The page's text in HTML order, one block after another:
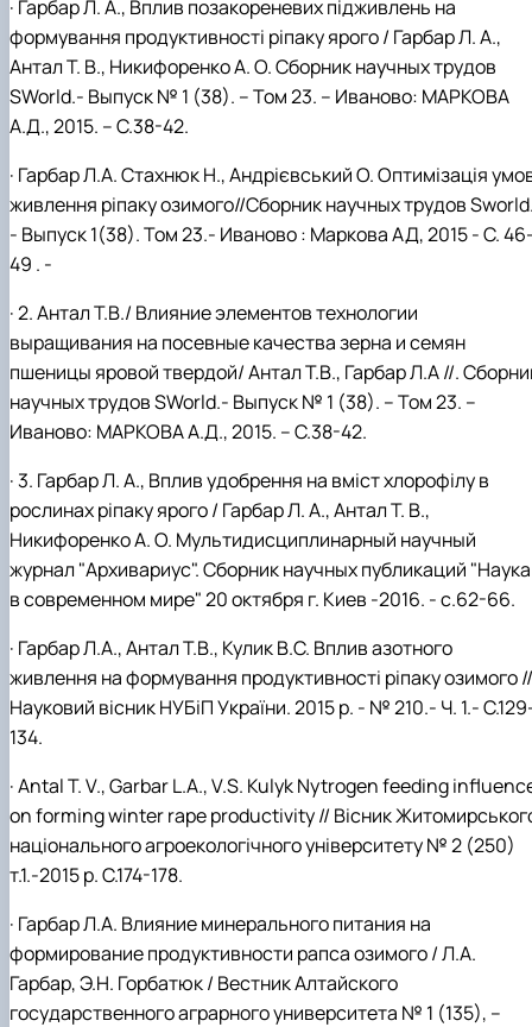
· Гарбар Л. А., Вплив позакореневих підживлень на
формування продуктивності ріпаку ярого / Гарбар Л. А.,
Антал Т. В., Никифоренко А. О. Сборник научных трудов
SWorld.- Выпуск № 1 (38). – Том 23. – Иваново: МАРКОВА
А.Д., 2015. – С.38-42.
· Гарбар Л.А. Стахнюк Н., Андрієвський О. Оптимізація
живлення ріпаку озимого//Сборник научных трудов
- Выпуск 1(38). Том 23.- Иваново : Маркова АД, 2015 - С.
49 . -
· 2. Антал Т.В./ Влияние элементов технологии
выращивания на посевные качества зерна и семян
пшеницы яровой твердой/Антал Т.В., Гарбар Л.А//.
научных трудов SWorld.- Выпуск № 1 (38). – Том 23. –
Иваново: МАРКОВА А.Д., 2015. – С.38-42.
· 3. Гарбар Л. А., Вплив удобрення на вміст хлорофілу в
рослинах ріпаку ярого / Гарбар Л. А., Антал Т. В.,
Никифоренко А. О. Мультидисциплинарный научный
журнал "Архивариус".Сборник научных публикаций "Наука
в современном мире" 20 октября г. Киев -2016. - с.62-66.
· Гарбар Л.А., Антал Т.В., Кулик В.С. Вплив азотного
живлення на формування продуктивності ріпаку озимого //
Науковий вісник НУБіП України. 2015 р. - № 210.- Ч. 1.-
134.
·Antal T. V., Garbar L.А., V.S. Kulyk Nytrogen feeding
on forming winter rape productivity // Вісник
національного агроекологічного університету № 2 (250)
т.1.-2015 р. С.174-178.
· Гарбар Л.А. Влияние минерального питания на
формирование продуктивности рапса озимого / Л.А.
Гарбар, Э.Н. Горбатюк / Вестник Алтайского
государственного аграрного университета № 1 (135), –